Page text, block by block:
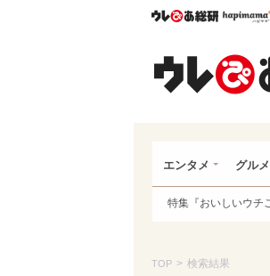
ウレぴ
エンタメ グルメ
特集『おいしいウチ
TOP > 検索結果